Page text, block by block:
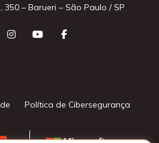
350 – Barueri – São Paulo / SP
Política de Cibersegurança